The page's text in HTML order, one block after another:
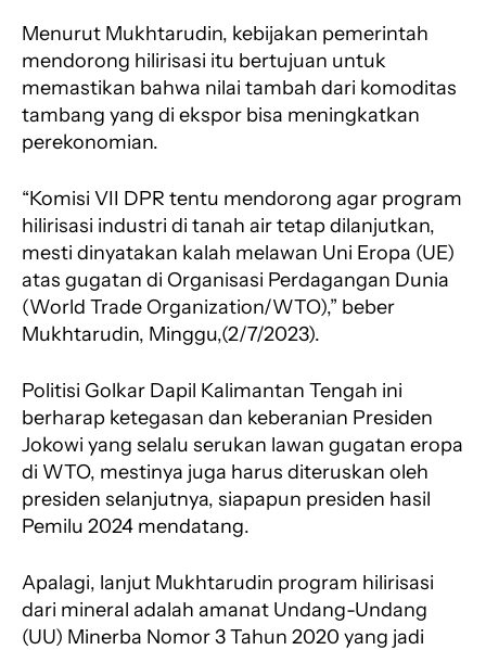
Menurut Mukhtarudin, kebijakan pemerintah
mendorong hilirisasi itu bertujuan untuk
memastikan bahwa nilai tambah dari komoditas
tambang yang di ekspor bisa meningkatkan
perekonomian.
“Komisi VII DPR tentu mendorong agar program
hilirisasi industri di tanah air tetap dilanjutkan,
mesti dinyatakan kalah melawan Uni Eropa (UE)
atas gugatan di Organisasi Perdagangan Dunia
(World Trade Organization/WTO),” beber
Mukhtarudin, Minggu,(2/7/2023).
Politisi Golkar Dapil Kalimantan Tengah ini
berharap ketegasan dan keberanian Presiden
Jokowi yang selalu serukan lawan gugatan eropa
di WTO, mestinya juga harus diteruskan oleh
presiden selanjutnya, siapapun presiden hasil
Pemilu 2024 mendatang.
Apalagi, lanjut Mukhtarudin program hilirisasi
dari mineral adalah amanat Undang-Undang
(UU) Minerba Nomor 3 Tahun 2020 yang jadi